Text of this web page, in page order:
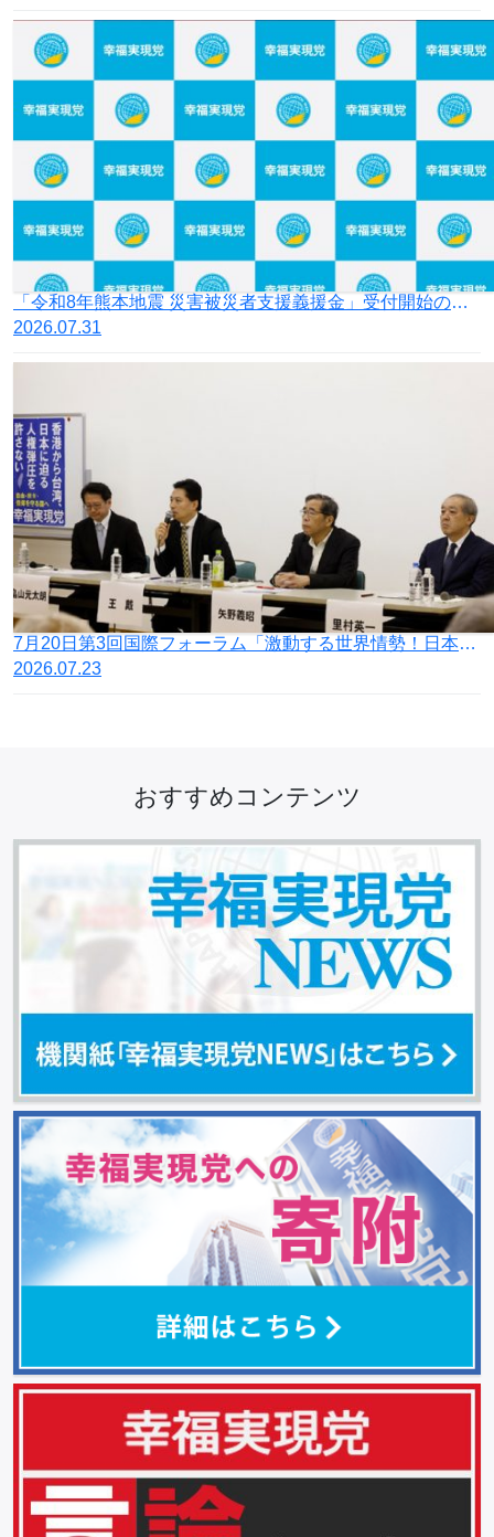
「令和8年熊本地震 災害被災者支援義援金」受付開始のお知らせ
2026.07.31
7月20日第3回国際フォーラム「激動する世界情勢！日本の針路を問う」開催
2026.07.23
おすすめコンテンツ